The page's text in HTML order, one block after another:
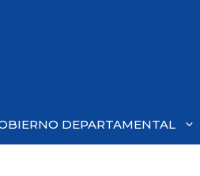
DEPARTAMENTAL